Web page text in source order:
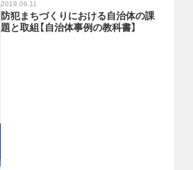
2019.06.11
防犯まちづくりにおける自治体の課
題と取組【自治体事例の教科書】